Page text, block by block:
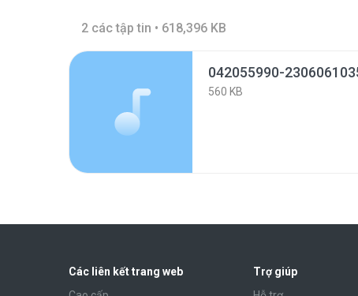
2 các tập tin • 618,396 KB
042055990-
560 KB
Các liên kết trang web
Trợ giúp